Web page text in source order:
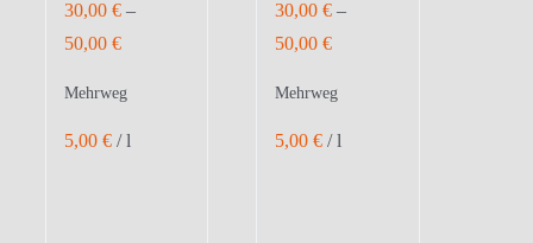
30,00 € –
50,00 €
Mehrweg
5,00 € /l
30,00€ –
50,00€
Mehrweg
5,00€ /l